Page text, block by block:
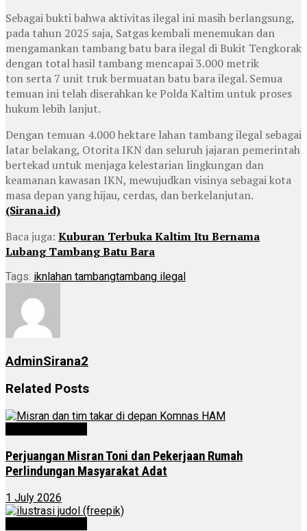
Sebagai bukti bahwa aktivitas ilegal ini masih berlangsung,
pada tahun 2025 saja, Satgas kembali menemukan dan
mengamankan tambang batu bara ilegal di Bukit Tengkorak
dengan total hasil tambang mencapai 3.000 metrik
ton serta 7 unit truk bermuatan batu bara ilegal. Semua
temuan ini telah diserahkan ke Polda Kaltim untuk proses
hukum lebih lanjut.
Dengan temuan 4.000 hektare lahan tambang ilegal sebagai
latar belakang, Otorita IKN dan seluruh jajaran pemerintah
bertekad untuk menjaga kelestarian lingkungan dan
keamanan kawasan IKN, mewujudkan visinya sebagai kota
masa depan yang hijau, cerdas, dan berkelanjutan.
(Sirana.id)
Baca juga: Kuburan Terbuka Kaltim Itu Bernama
Lubang Tambang Batu Bara
Tags: iknlahan tambangtambang ilegal
AdminSirana2
Related Posts
Perjuangan Misran Toni dan Pekerjaan Rumah
Perlindungan Masyarakat Adat
1 July 2026